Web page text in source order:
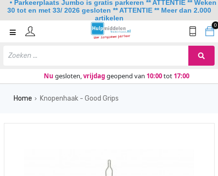
0
Nu gesloten,vrijdaggeopend van 10:00tot 17:00
Home
Home › Knopenhaak - Good Grips
• Parkeerplaats Jumbo is gratis parkeren ** ATTENTIE ** Weken
30 tot en met 33/ 2026 gesloten ** ATTENTIE ** Meer dan 2.000
artikelen